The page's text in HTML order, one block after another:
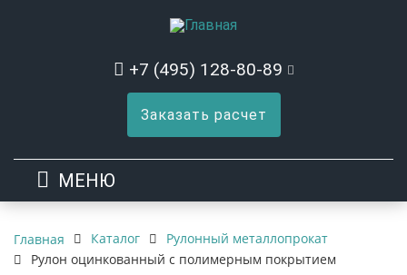
+7 (495) 128-80-89
Заказать расчет
МЕНЮ
Главная Каталог
Рулонный металлопрокат
Рулон оцинкованный с полимерным покрытием